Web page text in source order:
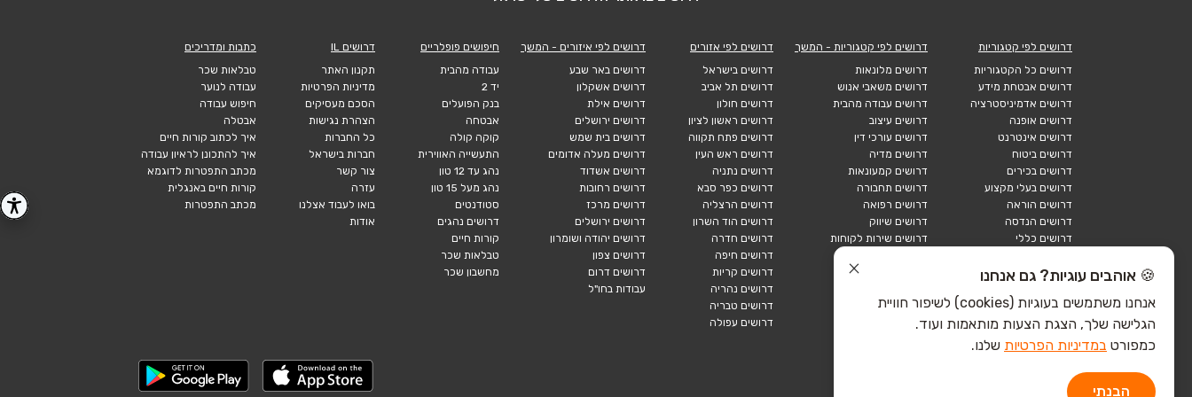
דרושים לפי קטגוריות
דרושים כל הקטגוריות
דרושים אבטחת מידע
דרושים אדמיניסטרציה
דרושים אופנה
דרושים אינטרנט
דרושים ביטוח
דרושים בכירים
דרושים בעלי מקצוע
דרושים הוראה
דרושים הנדסה
דרושים כללי
דרושים לוגיסטיקה
דרושים מכירות
הייטק חומרה
דרושים לפי קטגוריות - המשך
דרושים מלונאות
דרושים משאבי אנוש
דרושים עבודה מהבית
דרושים עיצוב
דרושים עורכי דין
דרושים מדיה
דרושים קמעונאות
דרושים תחבורה
דרושים רפואה
דרושים שיווק
דרושים שירות לקוחות
הייטק כללי
הייטק תוכנה
דרושים לפי אזורים
דרושים בישראל
דרושים תל אביב
דרושים חולון
דרושים ראשון לציון
דרושים פתח תקווה
דרושים ראש העין
דרושים נתניה
דרושים כפר סבא
דרושים הרצליה
דרושים הוד השרון
דרושים חדרה
דרושים חיפה
דרושים קריות
דרושים נהריה
דרושים טבריה
דרושים עפולה
דרושים לפי איזורים - המשך
דרושים באר שבע
דרושים אשקלון
דרושים אילת
דרושים ירושלים
דרושים בית שמש
דרושים מעלה אדומים
דרושים אשדוד
דרושים רחובות
דרושים מרכז
דרושים ירושלים
דרושים יהודה ושומרון
דרושים צפון
דרושים דרום
עבודות בחו"ל
חיפושים פופלריים
עבודה מהבית
יד 2
בנק הפועלים
אבטחה
קוקה קולה
התעשייה האווירית
נהג עד 12 טון
נהג מעל 15 טון
סטודנטים
דרושים נהגים
קורות חיים
טבלאות שכר
מחשבון שכר
דרושים IL
תקנון האתר
מדיניות הפרטיות
הסכם מעסיקים
הצהרת נגישות
כל החברות
חברות בישראל
צור קשר
עזרה
בואו לעבוד אצלנו
אודות
כתבות ומדריכים
טבלאות שכר
עבודה לנוער
חיפוש עבודה
אבטלה
איך לכתוב קורות חיים
איך להתכונן לראיון עבודה
מכתב התפטרות לדוגמא
קורות חיים באנגלית
מכתב התפטרות
🍪 אוהבים עוגיות? גם אנחנו
אנחנו משתמשים בעוגיות (cookies) לשיפור חוויית
הגלישה שלך, הצגת הצעות מותאמות ועוד.
כמפורט במדיניות הפרטיות שלנו.
הבנתי